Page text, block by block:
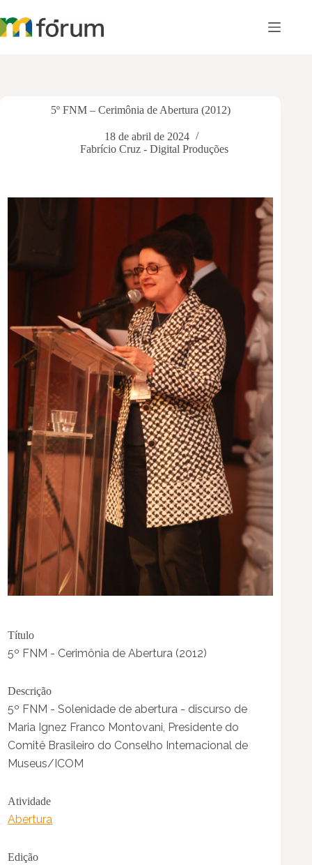
para
o
5º FNM – Cerimônia de Abertura (2012)
18 de abril de 2024
Fabrício Cruz - Digital Produções
Título
5º FNM - Cerimônia de Abertura (2012)
Descrição
5º FNM - Solenidade de abertura - discurso de
Maria Ignez Franco Montovani, Presidente do
Comitê Brasileiro do Conselho Internacional de
Museus/ICOM
Atividade
Abertura
Edição